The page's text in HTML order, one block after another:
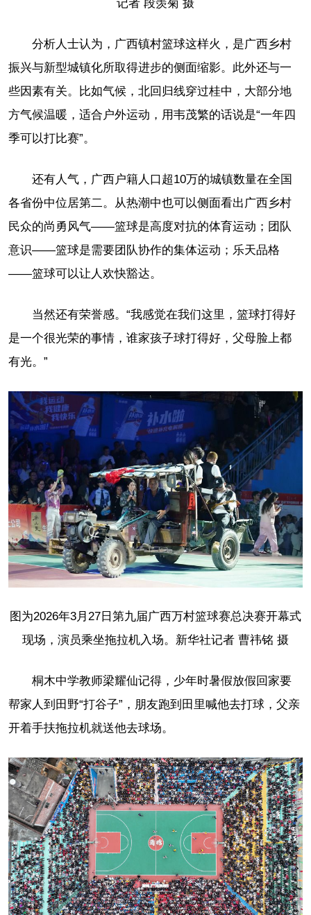
记者 段羡菊 摄
分析人士认为，广西镇村篮球这样火，是广西乡村
振兴与新型城镇化所取得进步的侧面缩影。此外还与一
些因素有关。比如气候，北回归线穿过桂中，大部分地
方气候温暖，适合户外运动，用韦茂繁的话说是“一年四
季可以打比赛”。
还有人气，广西户籍人口超10万的城镇数量在全国
各省份中位居第二。从热潮中也可以侧面看出广西乡村
民众的尚勇风气——篮球是高度对抗的体育运动；团队
意识——篮球是需要团队协作的集体运动；乐天品格
——篮球可以让人欢快豁达。
当然还有荣誉感。“我感觉在我们这里，篮球打得好
是一个很光荣的事情，谁家孩子球打得好，父母脸上都
有光。”
图为2026年3月27日第九届广西万村篮球赛总决赛开幕式
现场，演员乘坐拖拉机入场。新华社记者 曹祎铭 摄
桐木中学教师梁耀仙记得，少年时暑假放假回家要
帮家人到田野“打谷子”，朋友跑到田里喊他去打球，父亲
开着手扶拖拉机就送他去球场。